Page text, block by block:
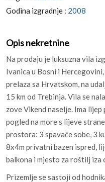
Godina izgradnje : 2008
Opis nekretnine
Na prodaju je luksuzna vila
Ivanica u Bosni i
prelaza sa Hrvatskom, na
15 km od Trebinja. Vila se
zove Vikend naselje. Ima
pogled na more s lijeve
prostora: 3 spavaće sobe, 3
8x4m privatni bazen ispred,
balkona i mjesto za roštilj iza
Prizemlje se sastoji od